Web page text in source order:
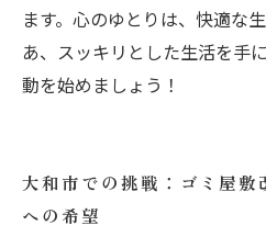
ます。心のゆとりは、快適な
あ、スッキリとした生活を手
動を始めましょう！
大和市での挑戦：ゴミ屋敷
への希望